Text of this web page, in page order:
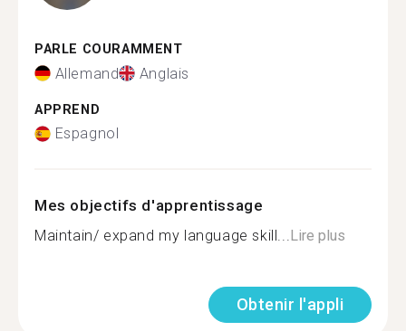
PARLE COURAMMENT
Allemand Anglais
APPREND
Espagnol
Mes objectifs d'apprentissage
Maintain/ expand my language skill...Lire plus
Obtenir l'appli